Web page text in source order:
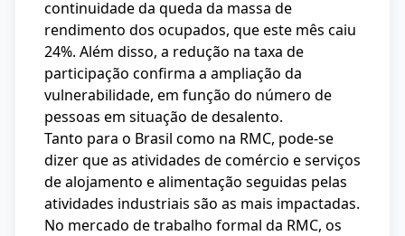
continuidade da queda da massa de
rendimento dos ocupados, que este mês caiu
24%. Além disso, a redução na taxa de
participação confirma a ampliação da
vulnerabilidade, em função do número de
pessoas em situação de desalento.
Tanto para o Brasil como na RMC, pode-se
dizer que as atividades de comércio e serviços
de alojamento e alimentação seguidas pelas
atividades industriais são as mais impactadas.
No mercado de trabalho formal da RMC, os